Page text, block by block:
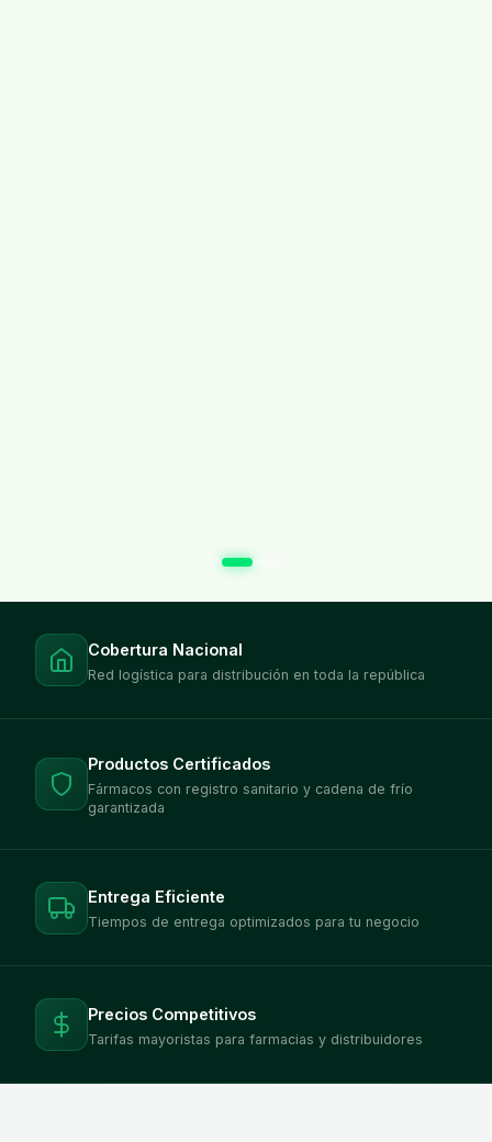
Cobertura Nacional
Red logística para distribución en toda la república
Productos Certificados
Fármacos con registro sanitario y cadena de frío
garantizada
Entrega Eficiente
Tiempos de entrega optimizados para tu negocio
Precios Competitivos
Tarifas mayoristas para farmacias y distribuidores